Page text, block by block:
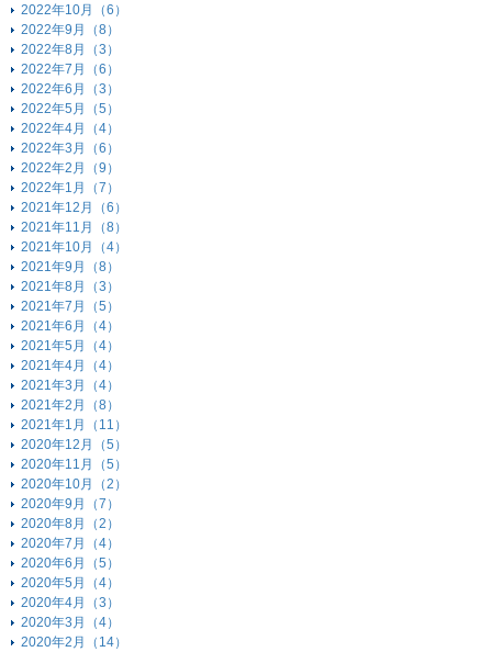
2022年10月（6）
2022年9月（8）
2022年8月（3）
2022年7月（6）
2022年6月（3）
2022年5月（5）
2022年4月（4）
2022年3月（6）
2022年2月（9）
2022年1月（7）
2021年12月（6）
2021年11月（8）
2021年10月（4）
2021年9月（8）
2021年8月（3）
2021年7月（5）
2021年6月（4）
2021年5月（4）
2021年4月（4）
2021年3月（4）
2021年2月（8）
2021年1月（11）
2020年12月（5）
2020年11月（5）
2020年10月（2）
2020年9月（7）
2020年8月（2）
2020年7月（4）
2020年6月（5）
2020年5月（4）
2020年4月（3）
2020年3月（4）
2020年2月（14）